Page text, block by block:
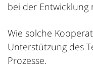
bei der Entwicklung
Wie solche
Unterstützung des
Prozesse.